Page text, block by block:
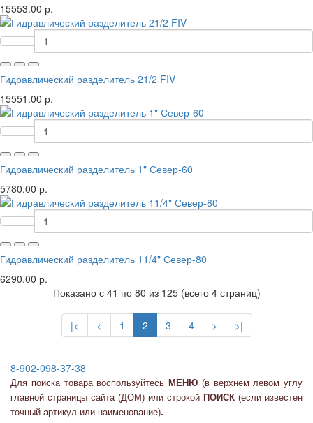
15553.00 р.
Гидравлический разделитель 21/2 FIV
15551.00 р.
Гидравлический разделитель 1" Север-60
5780.00 р.
Гидравлический разделитель 11/4" Север-80
6290.00 р.
Показано с 41 по 80 из 125 (всего 4 страниц)
|< < 1 2 3 4 > >|
8-902-098-37-38
Для поиска товара воспользуйтесь МЕНЮ (в верхнем левом углу
главной страницы сайта (ДОМ) или строкой ПОИСК (если известен
точный артикул или наименование).